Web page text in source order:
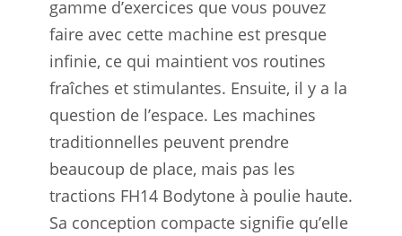
gamme d’exercices que vous pouvez
faire avec cette machine est presque
infinie, ce qui maintient vos routines
fraîches et stimulantes. Ensuite, il y a la
question de l’espace. Les machines
traditionnelles peuvent prendre
beaucoup de place, mais pas les
tractions FH14 Bodytone à poulie haute.
Sa conception compacte signifie qu’elle